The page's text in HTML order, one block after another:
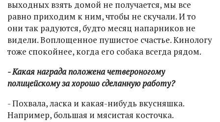
выходных взять домой не получается, мы все
равно приходим к ним, чтобы не скучали. И то
они так радуются, будто месяц напарников не
видели. Воплощенное пушистое счастье. Кинологу
тоже спокойнее, когда его собака всегда рядом.
- Какая награда положена четвероногому
полицейскому за хорошо сделанную работу?
- Похвала, ласка и какая-нибудь вкусняшка.
Например, большая и мясистая косточка.